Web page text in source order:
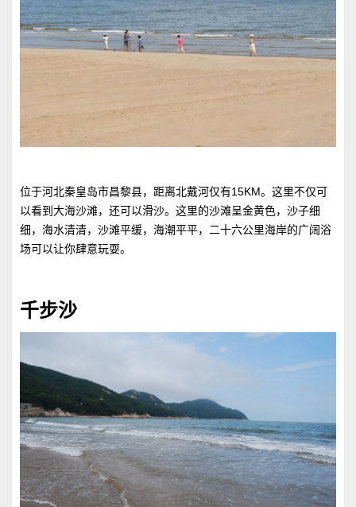
位于河北秦皇岛市昌黎县，距离北戴河仅有15KM。这里不仅可
以看到大海沙滩，还可以滑沙。这里的沙滩呈金黄色，沙子细
细，海水清清，沙滩平缓，海潮平平，二十六公里海岸的广阔浴
场可以让你肆意玩耍。
千步沙